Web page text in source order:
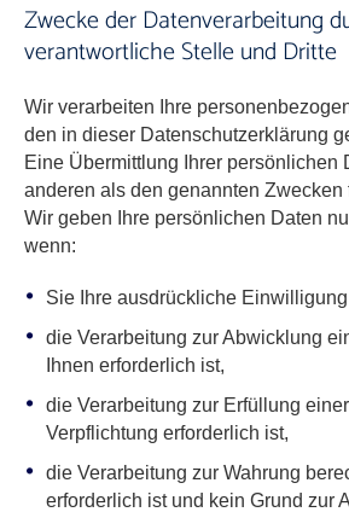
Zwecke der Datenverarbeitung
verantwortliche Stelle und Dritte
Wir verarbeiten Ihre
den in dieser Datenschutzerklärung
Eine Übermittlung Ihrer persönlichen
anderen als den genannten Zwecken
Wir geben Ihre persönlichen Daten
wenn:
Sie Ihre ausdrückliche
die Verarbeitung zur Abwicklung
Ihnen erforderlich ist,
die Verarbeitung zur Erfüllung
Verpflichtung erforderlich ist,
die Verarbeitung zur Wahrung
erforderlich ist und kein Grund zur